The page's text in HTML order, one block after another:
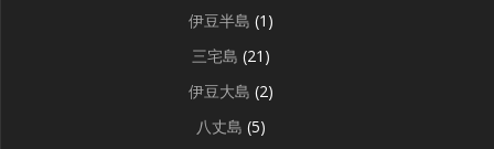
伊豆半島 (1)
三宅島 (21)
伊豆大島 (2)
八丈島 (5)